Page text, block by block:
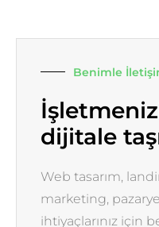
Benimle
dijitale
Web tasarım,
marketing,
ihtiyaçlarınız için